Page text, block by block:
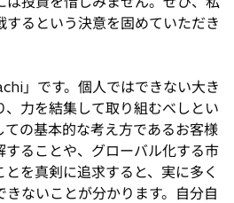
するという決意を固めていただき
」です。個人ではできない大き
、力を結集して取り組むべしとい
ての基本的な考え方であるお客様
することや、グローバル化する市
を真剣に追求すると、実に多く
ないことが分かります。自分自